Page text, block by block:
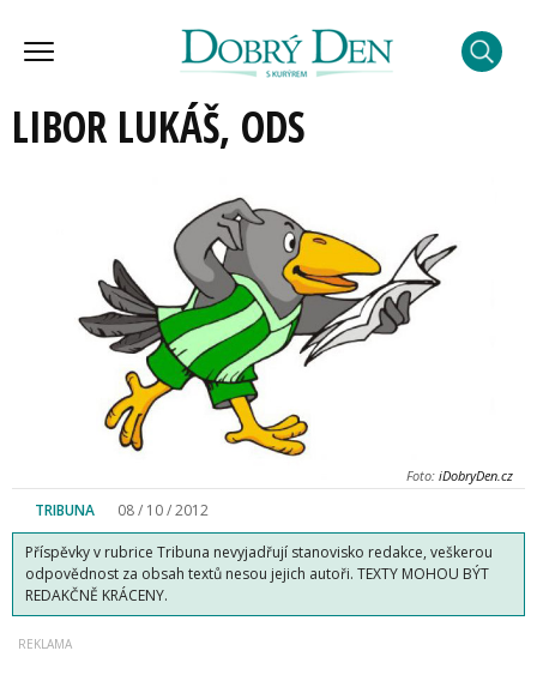
LIBOR LUKÁŠ, ODS
Foto: iDobryDen.cz
TRIBUNA 08 / 10 / 2012
Příspěvky v rubrice Tribuna nevyjadřují stanovisko redakce, veškerou
odpovědnost za obsah textů nesou jejich autoři. TEXTY MOHOU BÝT
REDAKČNĚ KRÁCENY.